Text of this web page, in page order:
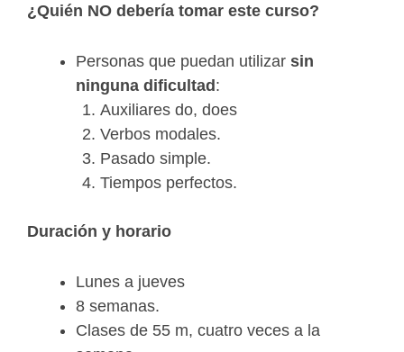
¿Quién NO debería tomar este curso?
Personas que puedan utilizar sin
ninguna dificultad :
Auxiliares do, does
Verbos modales.
Pasado simple.
Tiempos perfectos.
Duración y horario
Lunes a jueves
8 semanas.
Clases de 55 m, cuatro veces a la